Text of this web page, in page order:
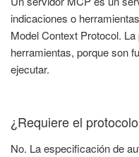
indicaciones o
Model Context Protocol.
herramientas, porque son
ejecutar.
¿Requiere el
No. La especificación de